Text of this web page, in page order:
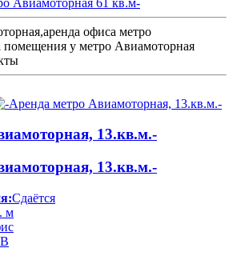
офиса метро
помещения у метро Авиамоторная
13.кв.м.-
13.кв.м.-
Сдаётся
м
B